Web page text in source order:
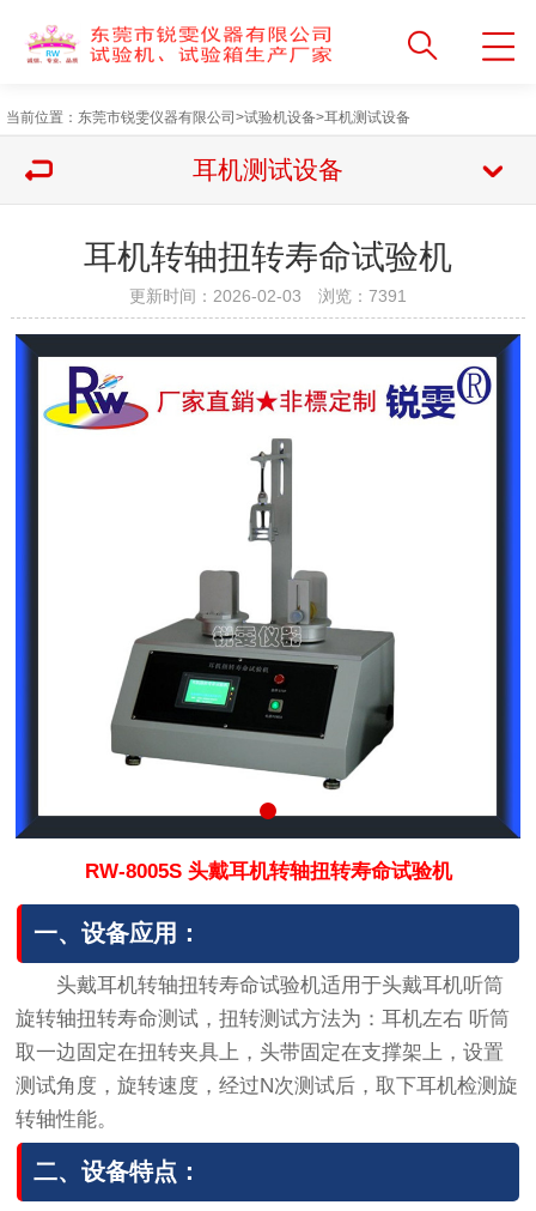
当前位置： 东莞市锐雯仪器有限公司 >试验机设备>耳机测试设备
耳机测试设备
耳机转轴扭转寿命试验机
更新时间：2026-02-03 浏览： 7391
RW-8005S 头戴耳机转轴扭转寿命试验机
一、设备应用：
头戴耳机转轴扭转寿命试验机适用于头戴耳机听筒
旋转轴扭转寿命测试，扭转测试方法为：耳机左右 听筒
取一边固定在扭转夹具上，头带固定在支撑架上，设置
测试角度，旋转速度，经过N次测试后，取下耳机检测旋
转轴性能。
二、设备特点：